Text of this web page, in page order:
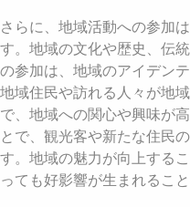
さらに、地域活動への参加
す。地域の文化や歴史、伝
の参加は、地域のアイデン
地域住民や訪れる人々が地
で、地域への関心や興味が
とで、観光客や新たな住民
す。地域の魅力が向上する
っても好影響が生まれるこ